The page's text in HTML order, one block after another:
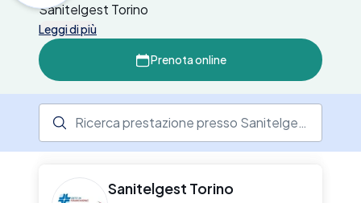
Sanitelgest Torino
Leggi di più
Prenota online
Sanitelgest Torino